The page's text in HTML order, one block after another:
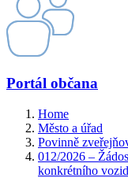
Portál občana
Home
Město a úřad
Povinně
012/2026 –
konkrétního